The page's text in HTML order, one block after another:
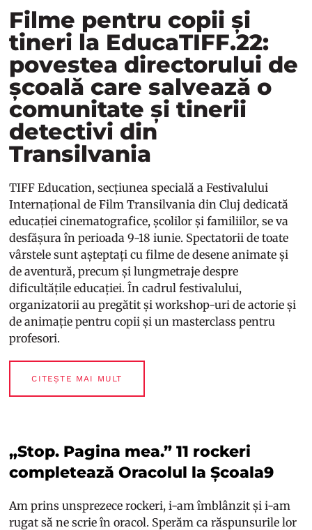
Filme pentru copii și
tineri la EducaTIFF.22:
povestea directorului de
școală care salvează o
comunitate și tinerii
detectivi din
Transilvania
TIFF Education, secțiunea specială a Festivalului
Internațional de Film Transilvania din Cluj dedicată
educației cinematografice, școlilor și familiilor, se va
desfășura în perioada 9-18 iunie. Spectatorii de toate
vârstele sunt așteptați cu filme de desene animate și
de aventură, precum și lungmetraje despre
dificultățile educației. În cadrul festivalului,
organizatorii au pregătit și workshop-uri de actorie și
de animație pentru copii și un masterclass pentru
profesori.
CITEȘTE MAI MULT
„Stop. Pagina mea.” 11 rockeri
completează Oracolul la Școala9
Am prins unsprezece rockeri, i-am îmblânzit și i-am
rugat să ne scrie în oracol. Sperăm ca răspunsurile lor